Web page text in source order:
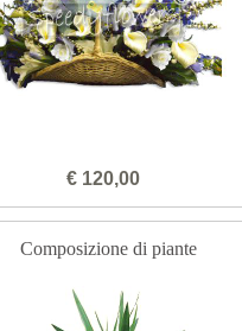
€ 120,00
Composizione di piante